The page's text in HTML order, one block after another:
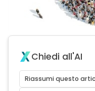
Chiedi all'AI
Riassumi questo